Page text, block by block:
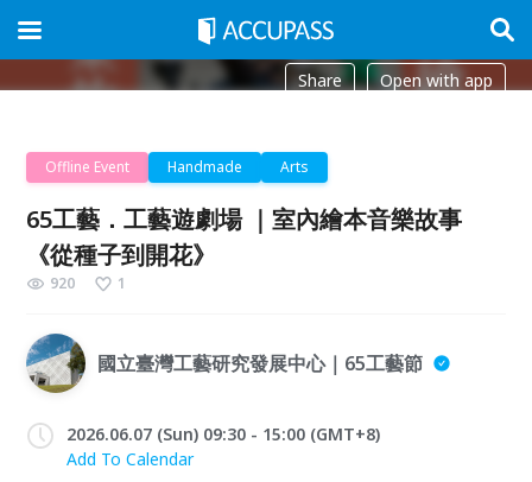
Share Open with app
Offline Event Handmade Arts
65工藝．工藝遊劇場 ｜室內繪本音樂故事
《從種⼦到開花》
920 1
國立臺灣工藝研究發展中心｜65工藝節
2026.06.07 (Sun) 09:30 - 15:00 (GMT+8)
Add To Calendar